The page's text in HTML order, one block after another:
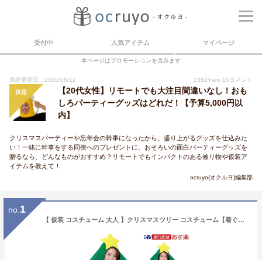
受付中 人気アイテム マイページ
本ページはプロモーションを含みます
最終更新日：2026/06/12 2382View 15 コメント
決定
【20代女性】リモートでも大注目間違いなし！おも
しろパーティーグッズはどれだ！【予算5,000円以
内】
クリスマスパーティーや忘年会の幹事になったから、盛り上がるグッズを仕込みた
い！一緒に幹事をする同僚へのプレゼントに、おそろいの面白パーティーグッズを
贈るなら、どんなものがおすすめ？リモートでもインパクトのある被り物や仮装ア
イテムを教えて！
ocruyo(オクルヨ)編集部
no. 1
【 仮装 コスチューム 大人 】クリスマスツリー コスチューム【着ぐるみ/大人用/仮装衣装/文化祭/学園祭/ハロウィン/X’mas/Xmas】【パーティグッズ/イベント/コスプレ/販売】【かわいい/おもしろい/余興/かぶりもの/かぶり物/β/あす楽対応】